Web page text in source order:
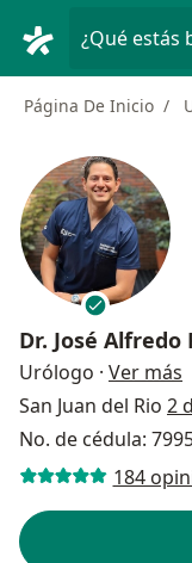
¿Qué estás
Página De Inicio
Dr. José Alfredo
Urólogo · Ver más
San Juan del Rio 2
No. de cédula:
184